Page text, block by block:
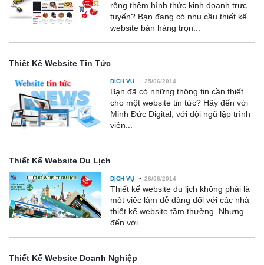
rộng thêm hình thức kinh doanh trực
tuyến? Bạn đang có nhu cầu thiết kế
website bán hàng trọn...
Thiết Kế Website Tin Tức
DỊCH VỤ - 25/06/2014
Bạn đã có những thông tin cần thiết
cho một website tin tức? Hãy đến với
Minh Đức Digital, với đội ngũ lập trình
viên...
Thiết Kế Website Du Lịch
DỊCH VỤ - 26/06/2014
Thiết kế website du lịch không phải là
một việc làm dễ dàng đối với các nhà
thiết kế website tầm thường. Nhưng
đến với...
Thiết Kế Website Doanh Nghiệp